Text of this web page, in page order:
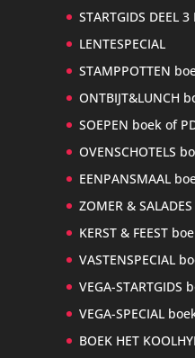
STARTGIDS DEEL
LENTESPECIAL
STAMPPOTTEN
ONTBIJT&LUNCH
SOEPEN boek of
OVENSCHOTELS
EENPANSMAAL
ZOMER &
KERST & FEEST
VASTENSPECIAL
VEGA-STARTGIDS
VEGA-SPECIAL
BOEK HET